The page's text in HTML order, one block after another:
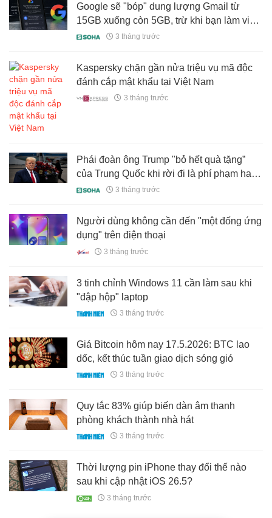
Google sẽ "bóp" dung lượng Gmail từ
15GB xuống còn 5GB, trừ khi bạn làm việc
này
3 tháng trước
Kaspersky chặn gần nửa triệu vụ mã độc
đánh cắp mật khẩu tại Việt Nam
3 tháng trước
Phái đoàn ông Trump "bỏ hết quà tặng”
của Trung Quốc khi rời đi là phí phạm hay
khôn ngoan? – Chuyện không đơn giản
3 tháng trước
Người dùng không cần đến "một đống ứng
dụng" trên điện thoại
3 tháng trước
3 tinh chỉnh Windows 11 cần làm sau khi
"đập hộp" laptop
3 tháng trước
Giá Bitcoin hôm nay 17.5.2026: BTC lao
dốc, kết thúc tuần giao dịch sóng gió
3 tháng trước
Quy tắc 83% giúp biến dàn âm thanh
phòng khách thành nhà hát
3 tháng trước
Thời lượng pin iPhone thay đổi thế nào
sau khi cập nhật iOS 26.5?
3 tháng trước